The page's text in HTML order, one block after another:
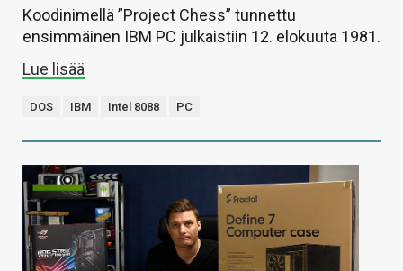
Koodinimellä ”Project Chess” tunnettu
ensimmäinen IBM PC julkaistiin 12. elokuuta 1981.
Lue lisää
DOS IBM Intel 8088 PC